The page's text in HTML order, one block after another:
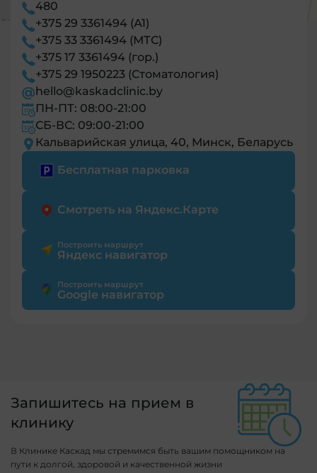
480
+375 29 3361494 (А1)
+375 33 3361494 (МТС)
+375 17 3361494 (гор.)
+375 29 1950223 (Стоматология)
hello@kaskadclinic.by
ПН-ПТ: 08:00-21:00
СБ-ВС: 09:00-21:00
Кальварийская улица, 40, Минск, Беларусь
Бесплатная парковка
Смотреть на Яндекс.Карте
Построить маршрут
Яндекс навигатор
Построить маршрут
Google навигатор
Запишитесь на прием в
клинику
В Клинике Каскад мы стремимся быть вашим помощником на
пути к долгой, здоровой и качественной жизни